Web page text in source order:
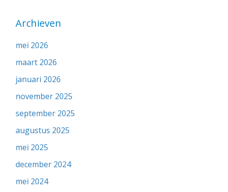
Archieven
mei 2026
maart 2026
januari 2026
november 2025
september 2025
augustus 2025
mei 2025
december 2024
mei 2024